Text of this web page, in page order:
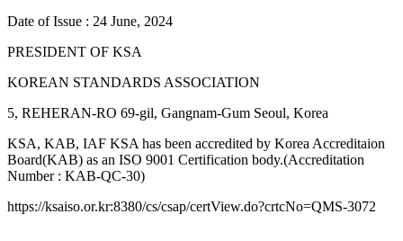
Date of Issue : 24 June, 2024
PRESIDENT OF KSA
KOREAN STANDARDS ASSOCIATION
5, REHERAN-RO 69-gil, Gangnam-Gum Seoul, Korea
KSA, KAB, IAF KSA has been accredited by Korea Accreditaion
Board(KAB) as an ISO 9001 Certification body.(Accreditation
Number : KAB-QC-30)
https://ksaiso.or.kr:8380/cs/csap/certView.do?crtcNo=QMS-3072